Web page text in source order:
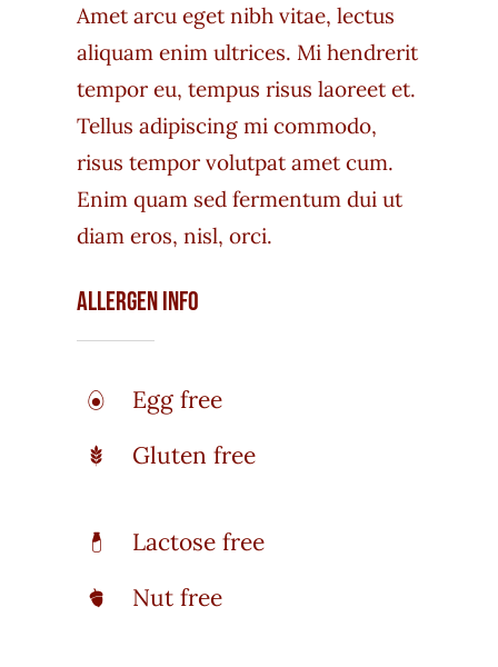
Amet arcu eget nibh vitae, lectus
aliquam enim ultrices. Mi hendrerit
tempor eu, tempus risus laoreet et.
Tellus adipiscing mi commodo,
risus tempor volutpat amet cum.
Enim quam sed fermentum dui ut
diam eros, nisl, orci.
Allergen Info
Egg free
Gluten free
Lactose free
Nut free